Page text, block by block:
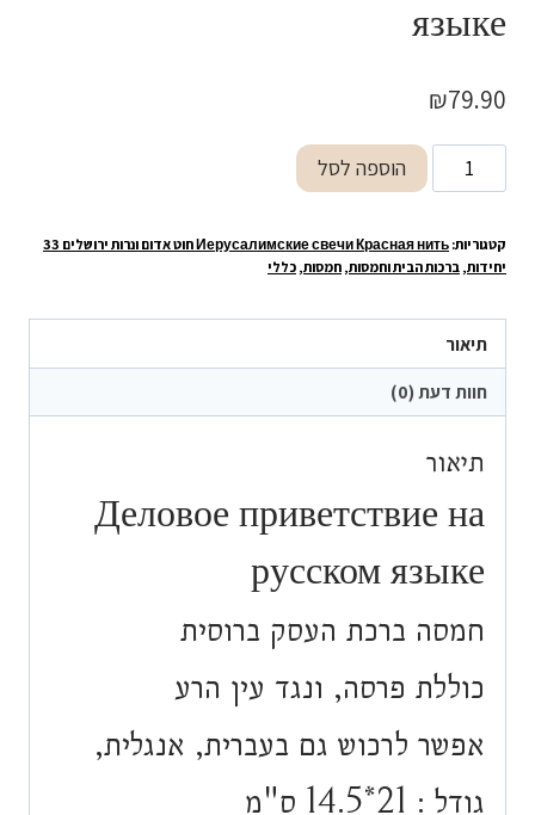
языке
₪79.90
כמות
של
ברכת
ברוסית
Деловое
приветствие
на
русском
הוספה לסל
קטגוריות:
Иерусалимские свечи Красная нить חוט אדום ונרות ירושלים 33
יחידות, ברכות הבית וחמסות, חמסות, כללי
תיאור
חוות דעת (0)
תיאור
Деловое приветствие на
русском языке
חמסה ברכת העסק ברוסית
כוללת פרסה, ונגד עין הרע
אפשר לרכוש גם בעברית, אנגלית,
גודל : 21*14.5 ס"מ